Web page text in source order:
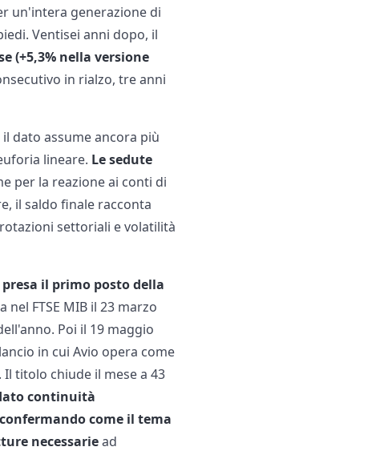
un'intera generazione di
Ventisei anni dopo, il
(+5,3% nella versione
in rialzo, tre anni
il dato assume ancora più
lineare. Le sedute
per la reazione ai conti di
il saldo finale racconta
settoriali e volatilità
il primo posto della
FTSE MIB il 23 marzo
Poi il 19 maggio
in cui Avio opera come
titolo chiude il mese a 43
continuità
confermando come il tema
necessariead